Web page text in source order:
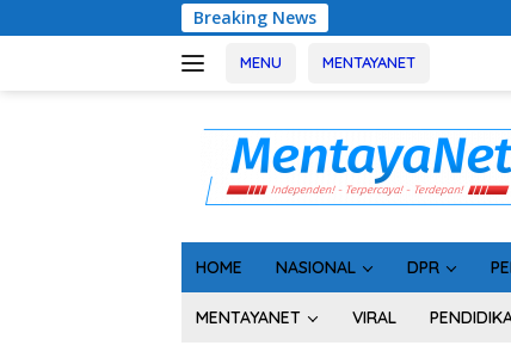
ke
Breaking News Rakor
MENU MENTAYANET
HOME NASIONAL DPR
MENTAYANET VIRAL